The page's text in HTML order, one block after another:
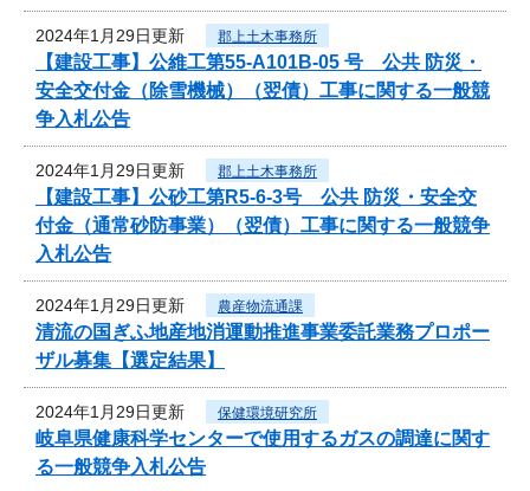
2024年1月29日更新 郡上土木事務所
【建設工事】公維工第55-A101B-05 号 公共 防災・
安全交付金（除雪機械）（翌債）工事に関する一般競
争入札公告
2024年1月29日更新 郡上土木事務所
【建設工事】公砂工第R5-6-3号 公共 防災・安全交
付金（通常砂防事業）（翌債）工事に関する一般競争
入札公告
2024年1月29日更新 農産物流通課
清流の国ぎふ地産地消運動推進事業委託業務プロポー
ザル募集【選定結果】
2024年1月29日更新 保健環境研究所
岐阜県健康科学センターで使用するガスの調達に関す
る一般競争入札公告